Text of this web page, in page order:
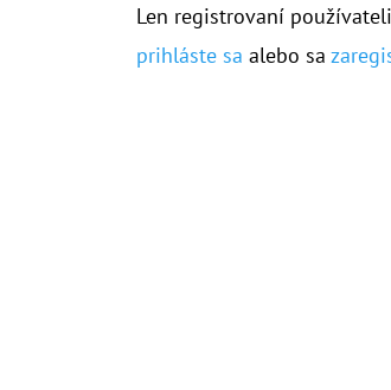
Len registrovaní
prihláste sa alebo sa